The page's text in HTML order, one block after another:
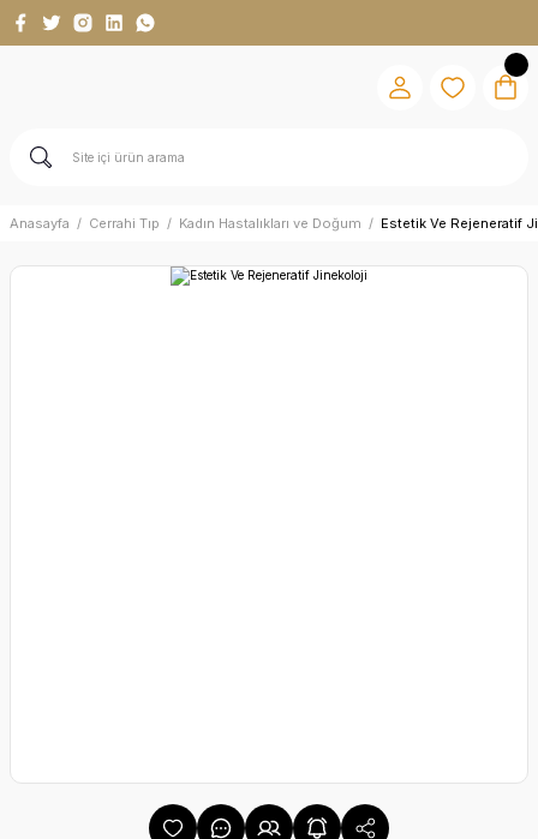
Anasayfa Cerrahi Tıp Kadın Hastalıkları ve Doğum Estetik Ve Rejeneratif